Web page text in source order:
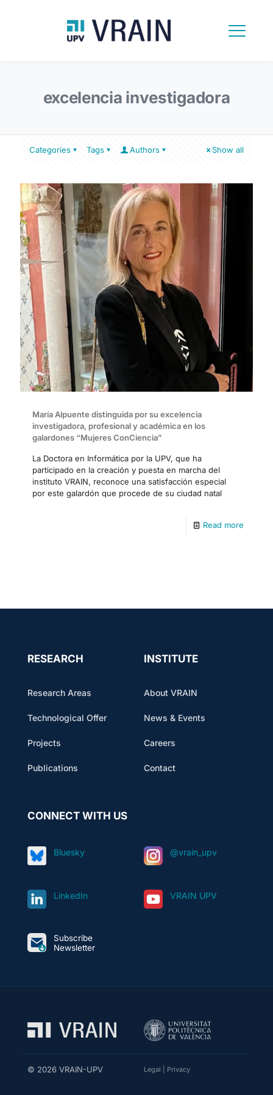
excelencia investigadora
Categories Tags Authors Show all
María Alpuente distinguida por su excelencia
investigadora, profesional y académica en los
galardones “Mujeres ConCiencia”
La Doctora en Informática por la UPV, que ha
participado en la creación y puesta en marcha del
instituto VRAIN, reconoce una satisfacción especial
por este galardón que procede de su ciudad natal
Read more
RESEARCH
Research Areas
Technological Offer
Projects
Publications
INSTITUTE
About VRAIN
News & Events
Careers
Contact
CONNECT WITH US
Bluesky @vrain_upv
LinkedIn VRAIN UPV
Subscribe
Newsletter
© 2026 VRAIN-UPV Legal Privacy